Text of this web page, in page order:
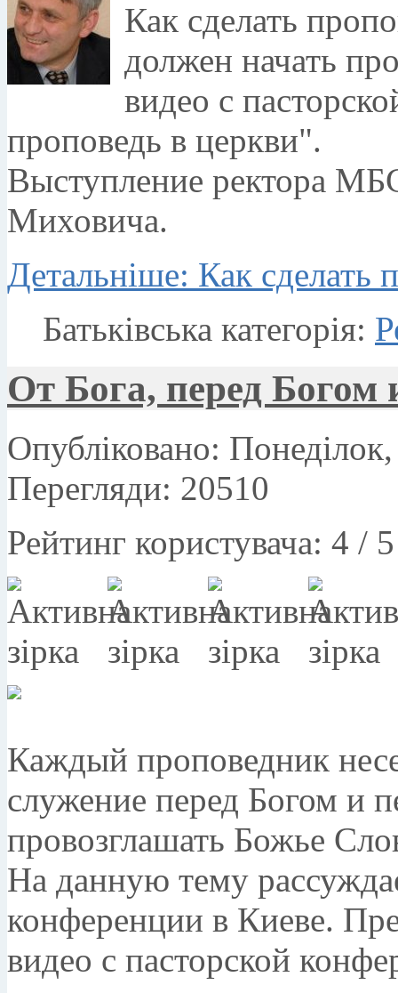
Как сделать
должен начать
видео с
проповедь в церкви".
Выступление ректора
Миховича.
Детальніше: Как сделать
Батьківська категорія:
От Бога, перед Богом
Опубліковано:
Перегляди: 20510
Рейтинг користувача: 4 / 5
Каждый проповедник
служение перед Богом и
провозглашать Божье
На данную тему
конференции в Киеве.
видео с пасторской